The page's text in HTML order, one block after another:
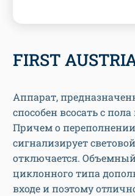
FIRST
Аппарат,
способен всосать с
Причем о
сигнализирует
отключается.
циклонного типа
входе и поэтому